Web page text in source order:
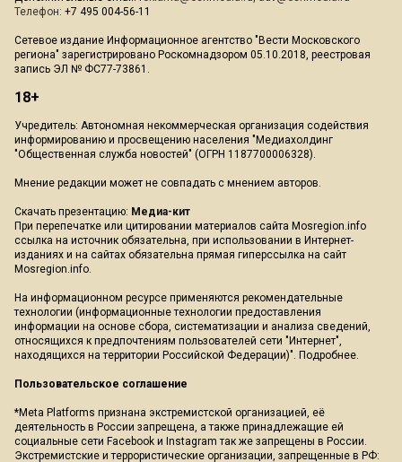
Телефон: +7 495 004-56-11
Сетевое издание Информационное агентство "Вести Московского
региона" зарегистрировано Роскомнадзором 05.10.2018, реестровая
запись ЭЛ № ФС77-73861.
18+
Учредитель: Автономная некоммерческая организация содействия
информированию и просвещению населения "Медиахолдинг
"Общественная служба новостей" (ОГРН 1187700006328).
Мнение редакции может не совпадать с мнением авторов.
Скачать презентацию: Медиа-кит
При перепечатке или цитировании материалов сайта Mosregion.info
ссылка на источник обязательна, при использовании в Интернет-
изданиях и на сайтах обязательна прямая гиперссылка на сайт
Mosregion.info.
На информационном ресурсе применяются рекомендательные
технологии (информационные технологии предоставления
информации на основе сбора, систематизации и анализа сведений,
относящихся к предпочтениям пользователей сети "Интернет",
находящихся на территории Российской Федерации)". Подробнее.
Пользовательское соглашение
*Meta Platforms признана экстремистской организацией, её
деятельность в России запрещена, а также принадлежащие ей
социальные сети Facebook и Instagram так же запрещены в России.
Экстремистские и террористические организации, запрещенные в РФ: